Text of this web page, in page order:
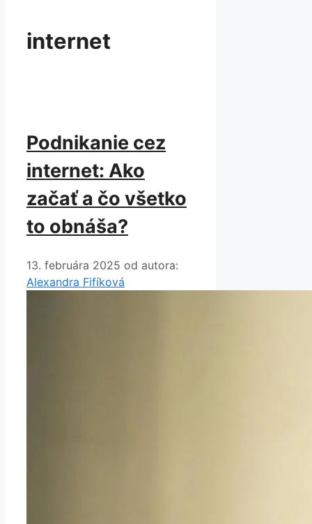
internet
Podnikanie cez
internet: Ako
začať a čo všetko
to obnáša?
13. februára 2025 od autora:
Alexandra Fifíková